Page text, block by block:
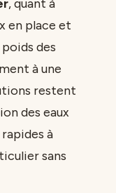
, quant à
en place et
des
à une
restent
des eaux
à
sans